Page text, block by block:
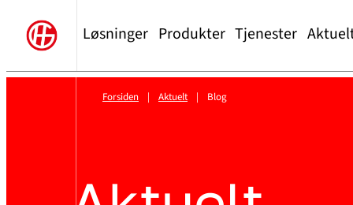
Løsninger Produkter Tjenester
Forsiden | Aktuelt | Blog